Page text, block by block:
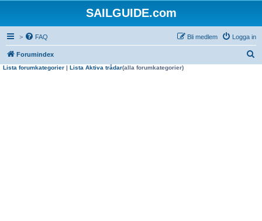
SAILGUIDE.com
> FAQ Logga in
Bli medlem
Forumindex
Lista forumkategorier | Lista Aktiva trådar(alla forumkategorier)